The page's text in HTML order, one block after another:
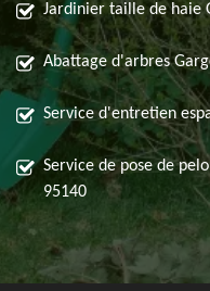
Jardinier taille de haie
Abattage d'arbres
Service d'entretien
Service de pose de
95140